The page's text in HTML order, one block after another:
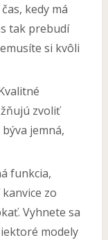
kedy má
tak prebudí
si kvôli
zvoliť
jemná,
funkcia,
zo
Vyhnete sa
modely